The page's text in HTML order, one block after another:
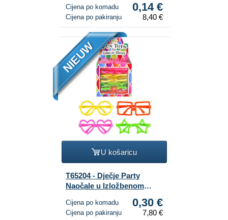
Cijena po komadu 0,14 €
Cijena po pakiranju 8,40 €
NIEUW
U košaricu
T65204 - Dječje Party
Naočale u Izložbenom
Cijena po komadu 0,30 €
Cijena po pakiranju 7,80 €